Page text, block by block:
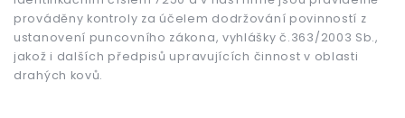
prováděny kontroly za účelem dodržování povinností z
ustanovení puncovního zákona, vyhlášky č.363/2003 Sb.,
jakož i dalších předpisů upravujících činnost v oblasti
drahých kovů.